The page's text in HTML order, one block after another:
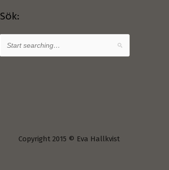
Sök:
Copyright 2015 © Eva Hallkvist